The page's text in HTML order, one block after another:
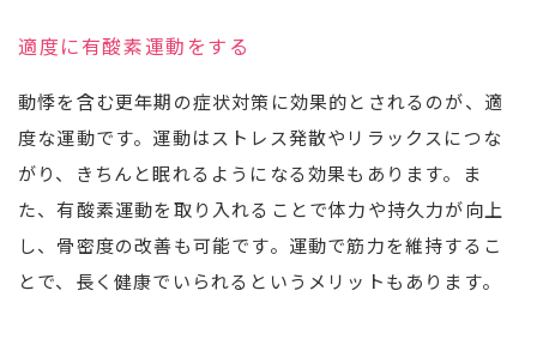
適度に有酸素運動をする
動悸を含む更年期の症状対策に効果的とされるのが、適
度な運動です。運動はストレス発散やリラックスにつな
がり、きちんと眠れるようになる効果もあります。ま
た、有酸素運動を取り入れることで体力や持久力が向上
し、骨密度の改善も可能です。運動で筋力を維持するこ
とで、長く健康でいられるというメリットもあります。